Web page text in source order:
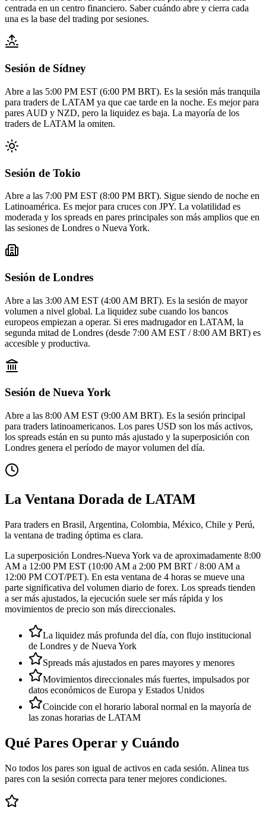
centrada en un centro financiero. Saber cuándo abre y cierra cada
una es la base del trading por sesiones.
Sesión de Sídney
Abre a las 5:00 PM EST (6:00 PM BRT). Es la sesión más tranquila
para traders de LATAM ya que cae tarde en la noche. Es mejor para
pares AUD y NZD, pero la liquidez es baja. La mayoría de los
traders de LATAM la omiten.
Sesión de Tokio
Abre a las 7:00 PM EST (8:00 PM BRT). Sigue siendo de noche en
Latinoamérica. Es mejor para cruces con JPY. La volatilidad es
moderada y los spreads en pares principales son más amplios que en
las sesiones de Londres o Nueva York.
Sesión de Londres
Abre a las 3:00 AM EST (4:00 AM BRT). Es la sesión de mayor
volumen a nivel global. La liquidez sube cuando los bancos
europeos empiezan a operar. Si eres madrugador en LATAM, la
segunda mitad de Londres (desde 7:00 AM EST / 8:00 AM BRT) es
accesible y productiva.
Sesión de Nueva York
Abre a las 8:00 AM EST (9:00 AM BRT). Es la sesión principal
para traders latinoamericanos. Los pares USD son los más activos,
los spreads están en su punto más ajustado y la superposición con
Londres genera el período de mayor volumen del día.
La Ventana Dorada de LATAM
Para traders en Brasil, Argentina, Colombia, México, Chile y Perú,
la ventana de trading óptima es clara.
La superposición Londres-Nueva York va de aproximadamente 8:00
AM a 12:00 PM EST (10:00 AM a 2:00 PM BRT / 8:00 AM a
12:00 PM COT/PET). En esta ventana de 4 horas se mueve una
parte significativa del volumen diario de forex. Los spreads tienden
a ser más ajustados, la ejecución suele ser más rápida y los
movimientos de precio son más direccionales.
La liquidez más profunda del día, con flujo institucional
de Londres y de Nueva York
Spreads más ajustados en pares mayores y menores
Movimientos direccionales más fuertes, impulsados por
datos económicos de Europa y Estados Unidos
Coincide con el horario laboral normal en la mayoría de
las zonas horarias de LATAM
Qué Pares Operar y Cuándo
No todos los pares son igual de activos en cada sesión. Alinea tus
pares con la sesión correcta para tener mejores condiciones.